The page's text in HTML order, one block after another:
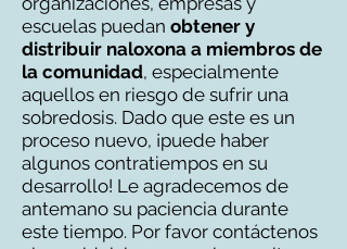
escuelas puedan obtener y
distribuir naloxona a miembros de
la comunidad, especialmente
aquellos en riesgo de sufrir una
sobredosis. Dado que este es un
proceso nuevo, ¡puede haber
algunos contratiempos en su
desarrollo! Le agradecemos de
antemano su paciencia durante
este tiempo. Por favor contáctenos